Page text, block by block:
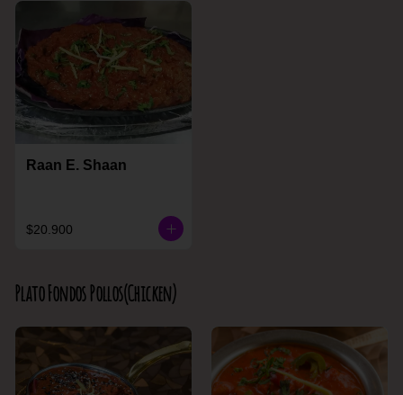
Raan E. Shaan
$20.900
Plato Fondos Pollos(Chicken)